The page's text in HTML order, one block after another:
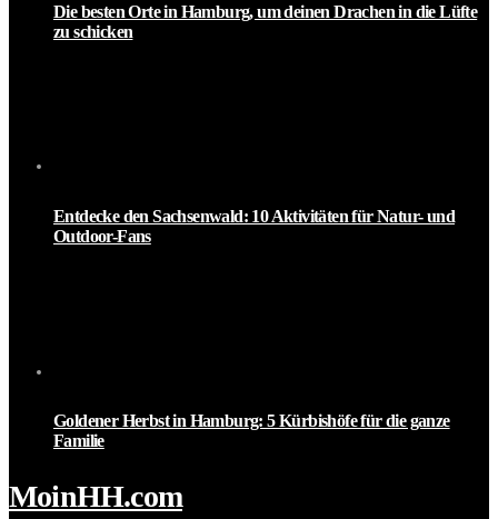
Die besten Orte in Hamburg, um deinen Drachen in die Lüfte
zu schicken
Entdecke den Sachsenwald: 10 Aktivitäten für Natur- und
Outdoor-Fans
Goldener Herbst in Hamburg: 5 Kürbishöfe für die ganze
Familie
MoinHH.com